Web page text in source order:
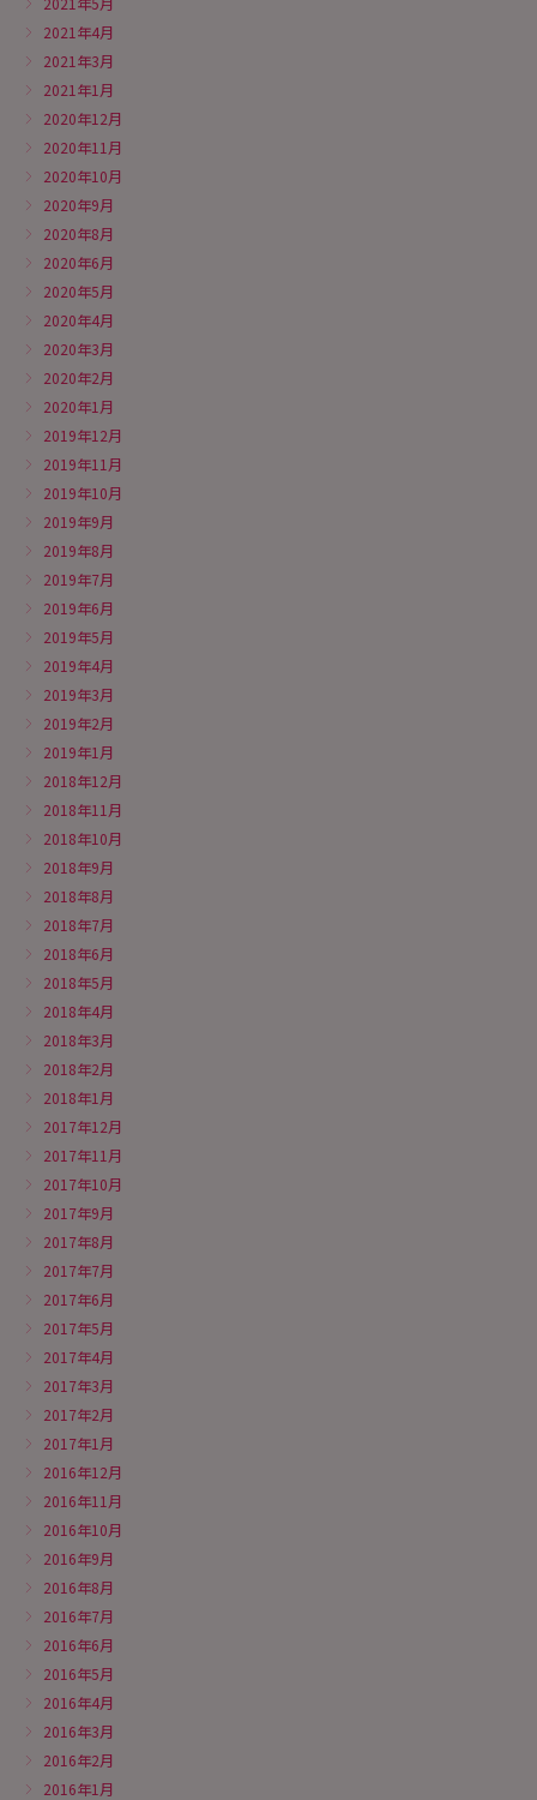
2021年4月
2021年3月
2021年1月
2020年12月
2020年11月
2020年10月
2020年9月
2020年8月
2020年6月
2020年5月
2020年4月
2020年3月
2020年2月
2020年1月
2019年12月
2019年11月
2019年10月
2019年9月
2019年8月
2019年7月
2019年6月
2019年5月
2019年4月
2019年3月
2019年2月
2019年1月
2018年12月
2018年11月
2018年10月
2018年9月
2018年8月
2018年7月
2018年6月
2018年5月
2018年4月
2018年3月
2018年2月
2018年1月
2017年12月
2017年11月
2017年10月
2017年9月
2017年8月
2017年7月
2017年6月
2017年5月
2017年4月
2017年3月
2017年2月
2017年1月
2016年12月
2016年11月
2016年10月
2016年9月
2016年8月
2016年7月
2016年6月
2016年5月
2016年4月
2016年3月
2016年2月
2016年1月